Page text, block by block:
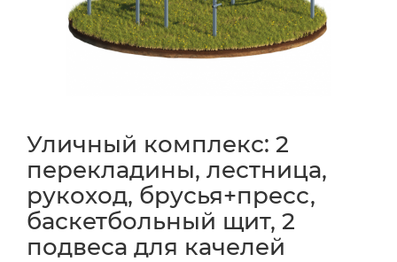
Уличный комплекс: 2
перекладины, лестница,
рукоход, брусья+пресс,
баскетбольный щит, 2
подвеса для качелей